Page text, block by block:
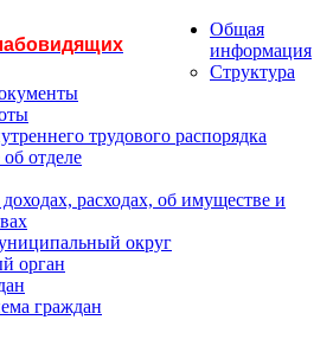
Общая
информация
Структура
трудового распорядка
отделе
расходах, об имуществе и
округ
орган
граждан